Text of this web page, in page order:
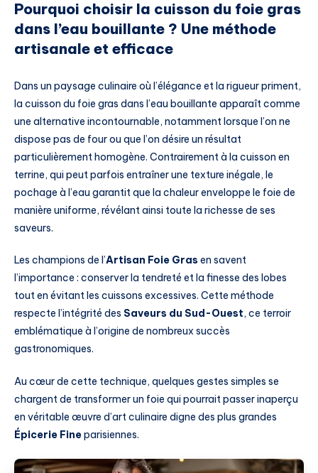
Pourquoi choisir la cuisson du foie gras
dans l’eau bouillante ? Une méthode
artisanale et efficace
Dans un paysage culinaire où l’élégance et la rigueur priment,
la cuisson du foie gras dans l’eau bouillante apparaît comme
une alternative incontournable, notamment lorsque l’on ne
dispose pas de four ou que l’on désire un résultat
particulièrement homogène. Contrairement à la cuisson en
terrine, qui peut parfois entraîner une texture inégale, le
pochage à l’eau garantit que la chaleur enveloppe le foie de
manière uniforme, révélant ainsi toute la richesse de ses
saveurs.
Les champions de l’Artisan Foie Gras en savent
l’importance : conserver la tendreté et la finesse des lobes
tout en évitant les cuissons excessives. Cette méthode
respecte l’intégrité des Saveurs du Sud-Ouest, ce terroir
emblématique à l’origine de nombreux succès
gastronomiques.
Au cœur de cette technique, quelques gestes simples se
chargent de transformer un foie qui pourrait passer inaperçu
en véritable œuvre d’art culinaire digne des plus grandes
Épicerie Fineparisiennes.